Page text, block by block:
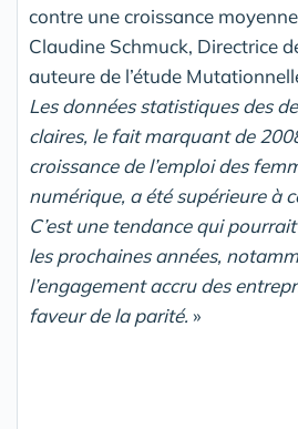
contre une croissance
Claudine Schmuck, Directrice
auteure de l’étude
Les données statistiques des
claires, le fait marquant de
croissance de l’emploi des
numérique, a été supérieure à
C’est une tendance qui
les prochaines années,
l’engagement accru des
faveur de la parité.»